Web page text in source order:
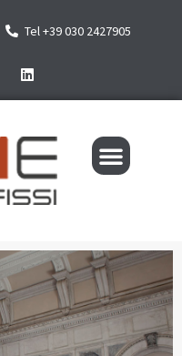
Tel +39 030 2427905